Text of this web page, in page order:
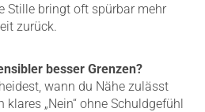
Stille bringt oft spürbar mehr
zurück.
besser Grenzen?
wann du Nähe zulässt
„Nein“ ohne Schuldgefühl